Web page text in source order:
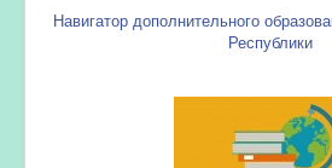
Навигатор дополнительного
Республики